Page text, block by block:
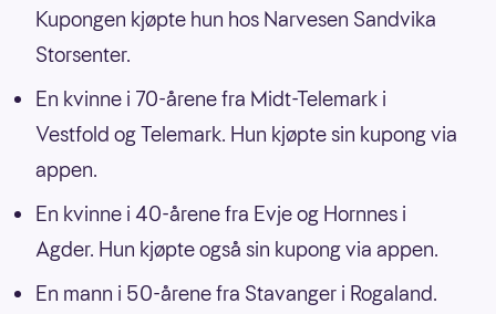
Kupongen kjøpte hun hos Narvesen Sandvika
Storsenter.
En kvinne i 70-årene fra Midt-Telemark i
Vestfold og Telemark. Hun kjøpte sin kupong via
appen.
En kvinne i 40-årene fra Evje og Hornnes i
Agder. Hun kjøpte også sin kupong via appen.
En mann i 50-årene fra Stavanger i Rogaland.